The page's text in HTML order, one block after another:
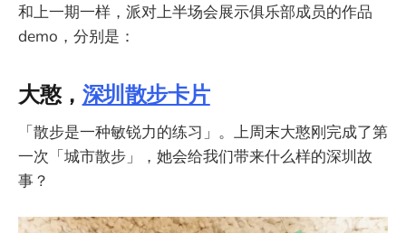
和上一期一样，派对上半场会展示俱乐部成员的作品
demo，分别是：
大憨， 深圳散步卡片
「散步是一种敏锐力的练习」。上周末大憨刚完成了第
一次「城市散步」，她会给我们带来什么样的深圳故
事？